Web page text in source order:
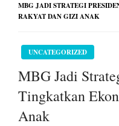
MBG JADI STRATEGI
RAKYAT DAN GIZI ANAK
UNCATEGORIZED
MBG Jadi
Tingkatkan
Anak